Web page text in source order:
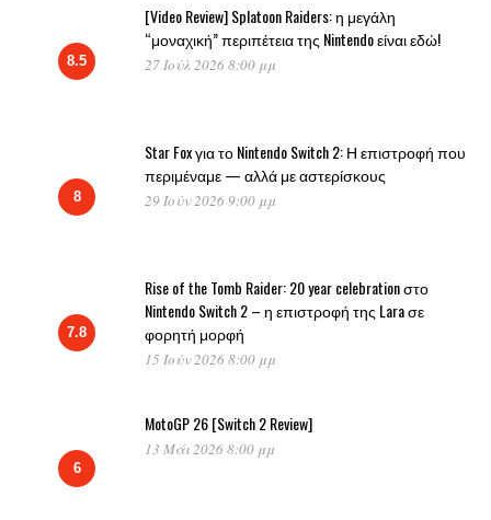
8.5
[Video Review] Splatoon Raiders: η μεγάλη
“μοναχική” περιπέτεια της Nintendo είναι εδώ!
27 Ιούλ 2026 8:00 μμ
8
Star Fox για το Nintendo Switch 2: Η επιστροφή που
περιμέναμε — αλλά με αστερίσκους
29 Ιούν 2026 9:00 μμ
7.8
Rise of the Tomb Raider: 20 year celebration στο
Nintendo Switch 2 – η επιστροφή της Lara σε
φορητή μορφή
15 Ιούν 2026 8:00 μμ
6
MotoGP 26 [Switch 2 Review]
13 Μάι 2026 8:00 μμ